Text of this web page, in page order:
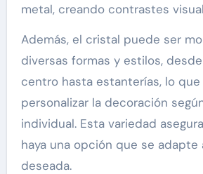
metal, creando contrastes
Además, el cristal puede ser
diversas formas y estilos,
centro hasta estanterías, lo
personalizar la decoración
individual. Esta variedad
haya una opción que se
deseada.